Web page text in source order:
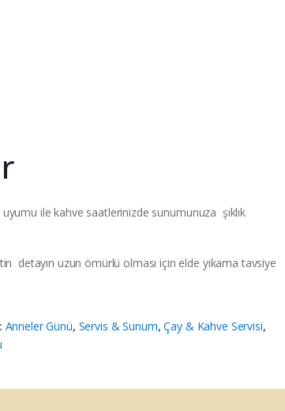
ile kahve saatlerinizde sunumunuza şıklık
detayın uzun ömürlü olması için elde yıkama tavsiye
Anneler Günü, Servis & Sunum,Çay & Kahve Servisi,